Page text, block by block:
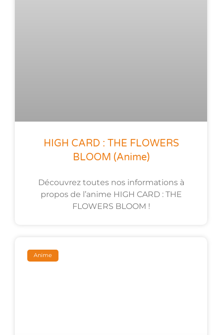
HIGH CARD : THE FLOWERS
BLOOM (anime)
Découvrez toutes nos informations à
propos de l’anime HIGH CARD : THE
FLOWERS BLOOM !
Anime